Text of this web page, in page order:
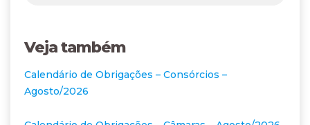
Veja também
Calendário de Obrigações – Consórcios –
Agosto/2026